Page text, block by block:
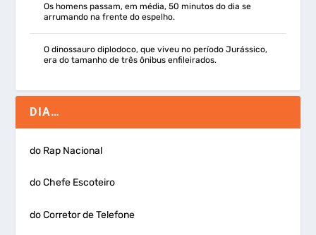
Os homens passam, em média, 50 minutos do dia se
arrumando na frente do espelho.
O dinossauro diplodoco, que viveu no período Jurássico,
era do tamanho de três ônibus enfileirados.
DIA…
do Rap Nacional
do Chefe Escoteiro
do Corretor de Telefone